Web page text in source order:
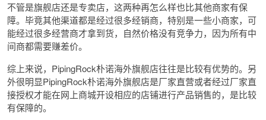
不管是旗舰店还是专卖店，这两种再怎么样也比其他商家有保
障。毕竟其他渠道都是经过很多经销商，特别是一些小商家，可
能经过很多经营商才拿到货，自然价格没有竞争力，因为所有中
间商都需要赚差价。
综上来说，PipingRock朴诺海外旗舰店往往是比较有优势的。另
外很明显PipingRock朴诺海外旗舰店是厂家直营或者经过厂家直
接授权才能在网上商城开设相应的店铺进行产品销售的，是比较
有保障的。